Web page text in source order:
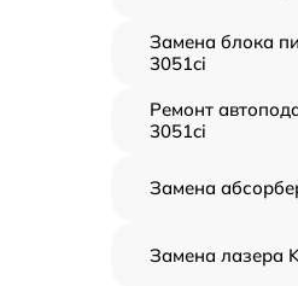
Замена блока
3051ci
Ремонт
3051ci
Замена
Замена лазера